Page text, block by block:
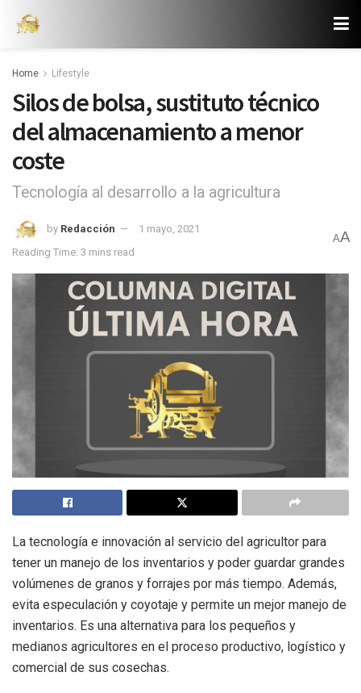
Home Lifestyle
Silos de bolsa, sustituto técnico
del almacenamiento a menor
coste
Tecnología al desarrollo a la agricultura
by Redacción
1 mayo, 2021
Reading Time: 3 mins read
AA
La tecnología e innovación al servicio del agricultor para
tener un manejo de los inventarios y poder guardar grandes
volúmenes de granos y forrajes por más tiempo. Además,
evita especulación y coyotaje y permite un mejor manejo de
inventarios. Es una alternativa para los pequeños y
medianos agricultores en el proceso productivo, logístico y
comercial de sus cosechas.